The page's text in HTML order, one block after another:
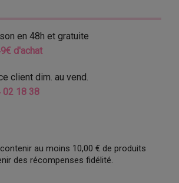
en 48h et gratuite
d'achat
client dim. au vend.
02 18 38
au moins 10,00 € de produits
des récompenses fidélité.